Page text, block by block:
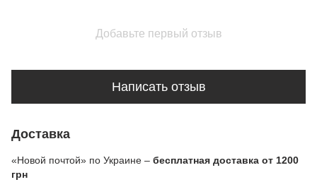
Добавьте первый отзыв
Написать отзыв
Доставка
«Новой почтой» по Украине – бесплатная доставка от 1200
грн